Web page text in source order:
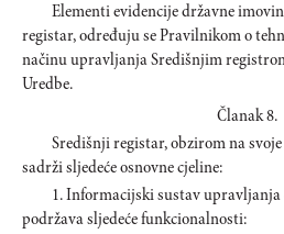
Elementi evidencije državne
registar, određuju se Pravilnikom o
načinu upravljanja Središnjim
Uredbe.
Članak 8.
Središnji registar, obzirom na
sadrži sljedeće osnovne cjeline:
1. Informacijski sustav
podržava sljedeće funkcionalnosti: